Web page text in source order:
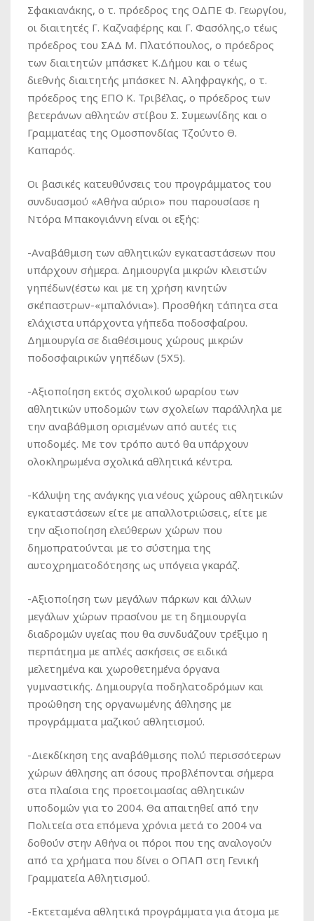
Σφακιανάκης, ο τ. πρόεδρος της ΟΔΠΕ Φ. Γεωργίου,
οι διαιτητές Γ. Καζναφέρης και Γ. Φασόλης,ο τέως
πρόεδρος του ΣΑΔ Μ. Πλατόπουλος, ο πρόεδρος
των διαιτητών μπάσκετ Κ.Δήμου και ο τέως
διεθνής διαιτητής μπάσκετ Ν. Αληφραγκής, o τ.
πρόεδρος της ΕΠΟ Κ. Τριβέλας, ο πρόεδρος των
βετεράνων αθλητών στίβου Σ. Συμεωνίδης και ο
Γραμματέας της Ομοσπονδίας Τζούντο Θ.
Καπαρός.
Οι βασικές κατευθύνσεις του προγράμματος του
συνδυασμού «Αθήνα αύριο» που παρουσίασε η
Ντόρα Μπακογιάννη είναι οι εξής:
-Αναβάθμιση των αθλητικών εγκαταστάσεων που
υπάρχουν σήμερα. Δημιουργία μικρών κλειστών
γηπέδων(έστω και με τη χρήση κινητών
σκέπαστρων-«μπαλόνια»). Προσθήκη τάπητα στα
ελάχιστα υπάρχοντα γήπεδα ποδοσφαίρου.
Δημιουργία σε διαθέσιμους χώρους μικρών
ποδοσφαιρικών γηπέδων (5Χ5).
-Αξιοποίηση εκτός σχολικού ωραρίου των
αθλητικών υποδομών των σχολείων παράλληλα με
την αναβάθμιση ορισμένων από αυτές τις
υποδομές. Με τον τρόπο αυτό θα υπάρχουν
ολοκληρωμένα σχολικά αθλητικά κέντρα.
-Κάλυψη της ανάγκης για νέους χώρους αθλητικών
εγκαταστάσεων είτε με απαλλοτριώσεις, είτε με
την αξιοποίηση ελεύθερων χώρων που
δημοπρατούνται με το σύστημα της
αυτοχρηματοδότησης ως υπόγεια γκαράζ.
-Αξιοποίηση των μεγάλων πάρκων και άλλων
μεγάλων χώρων πρασίνου με τη δημιουργία
διαδρομών υγείας που θα συνδυάζουν τρέξιμο η
περπάτημα με απλές ασκήσεις σε ειδικά
μελετημένα και χωροθετημένα όργανα
γυμναστικής. Δημιουργία ποδηλατοδρόμων και
προώθηση της οργανωμένης άθλησης με
προγράμματα μαζικού αθλητισμού.
-Διεκδίκηση της αναβάθμισης πολύ περισσότερων
χώρων άθλησης απ όσους προβλέπονται σήμερα
στα πλαίσια της προετοιμασίας αθλητικών
υποδομών για το 2004. Θα απαιτηθεί από την
Πολιτεία στα επόμενα χρόνια μετά το 2004 να
δοθούν στην Αθήνα οι πόροι που της αναλογούν
από τα χρήματα που δίνει ο ΟΠΑΠ στη Γενική
Γραμματεία Αθλητισμού.
-Εκτεταμένα αθλητικά προγράμματα για άτομα με